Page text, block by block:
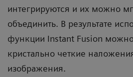
интегрируются и их можно
объединить. В результате
функции Instant Fusion
кристально четкие
изображения.